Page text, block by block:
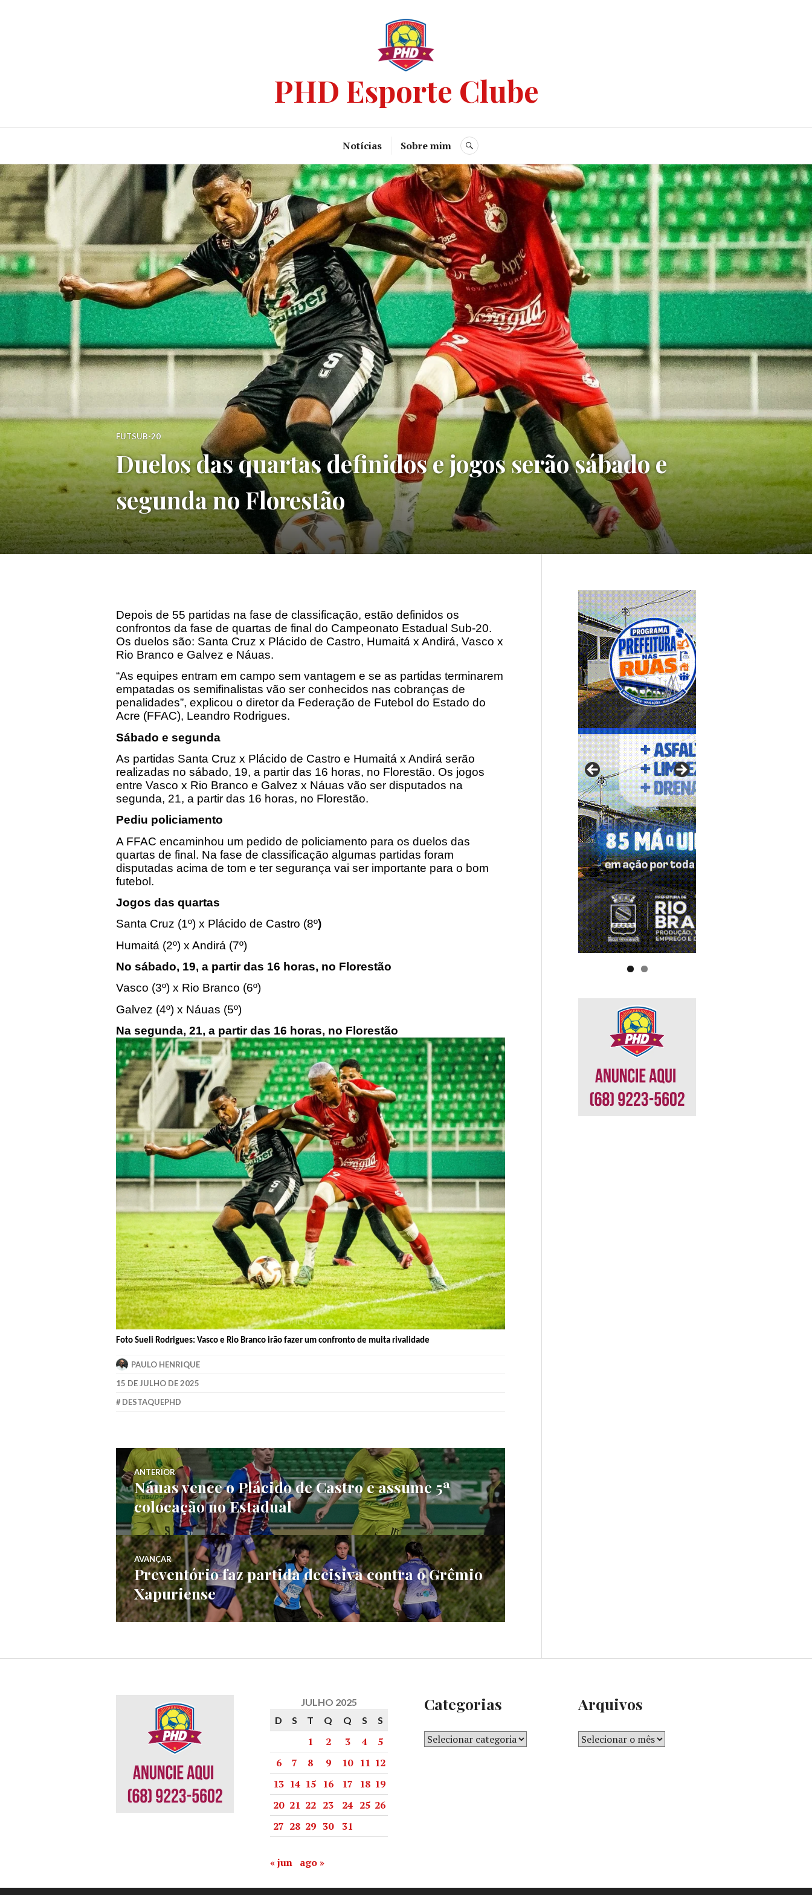
PHD Esporte Clube
Notícias Sobre mim
FUTSUB-20
Duelos das quartas definidos e jogos serão sábado e
segunda no Florestão
Depois de 55 partidas na fase de classificação, estão definidos os
confrontos da fase de quartas de final do Campeonato Estadual Sub-20.
Os duelos são: Santa Cruz x Plácido de Castro, Humaitá x Andirá, Vasco x
Rio Branco e Galvez e Náuas.
“As equipes entram em campo sem vantagem e se as partidas terminarem
empatadas os semifinalistas vão ser conhecidos nas cobranças de
penalidades”, explicou o diretor da Federação de Futebol do Estado do
Acre (FFAC), Leandro Rodrigues.
Sábado e segunda
As partidas Santa Cruz x Plácido de Castro e Humaitá x Andirá serão
realizadas no sábado, 19, a partir das 16 horas, no Florestão. Os jogos
entre Vasco x Rio Branco e Galvez x Náuas vão ser disputados na
segunda, 21, a partir das 16 horas, no Florestão.
Pediu policiamento
A FFAC encaminhou um pedido de policiamento para os duelos das
quartas de final. Na fase de classificação algumas partidas foram
disputadas acima de tom e ter segurança vai ser importante para o bom
futebol.
Jogos das quartas
Santa Cruz (1º) x Plácido de Castro (8º)
Humaitá (2º) x Andirá (7º)
No sábado, 19, a partir das 16 horas, no Florestão
Vasco (3º) x Rio Branco (6º)
Galvez (4º) x Náuas (5º)
Na segunda, 21, a partir das 16 horas, no Florestão
Foto Sueli Rodrigues: Vasco e Rio Branco irão fazer um confronto de muita rivalidade
PAULO HENRIQUE
15 DE JULHO DE 2025
DESTAQUEPHD
ANTERIOR
Náuas vence o Plácido de Castro e assume 5ª
colocação no Estadual
AVANÇAR
Preventório faz partida decisiva contra o Grêmio
Xapuriense
JULHO 2025
D
S T Q Q S S
1 2 3 4
5
6
7 8 9 10 11 12
13 14 15 16 17 18 19
20 21 22 23 24 25 26
27 28 29 30 31
« jun ago »
Categorias Arquivos